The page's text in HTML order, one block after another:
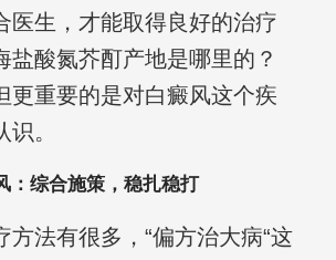
医生，才能取得良好的治疗
盐酸氮芥酊产地是哪里的？
更重要的是对白癜风这个疾
。
：综合施策，稳扎稳打
方法有很多，“偏方治大病“这